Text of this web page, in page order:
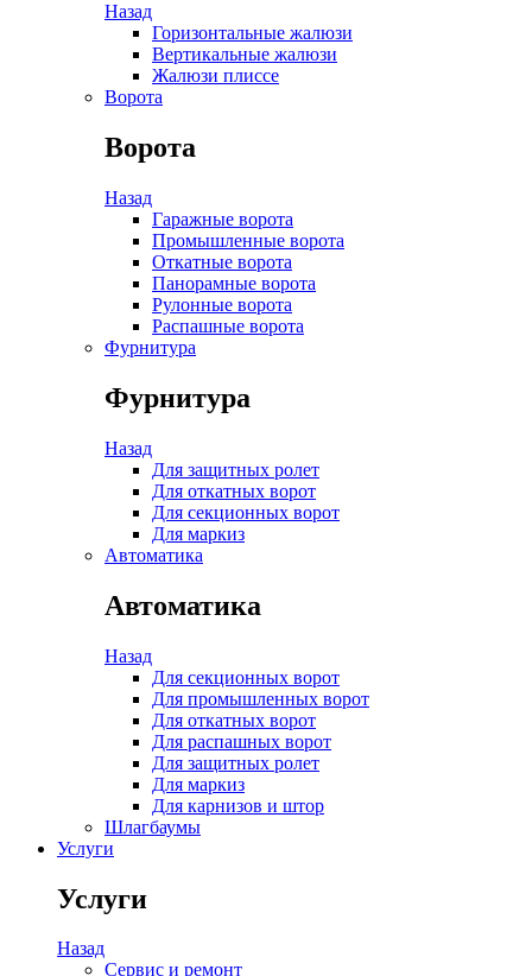
Назад
Горизонтальные жалюзи
Вертикальные жалюзи
Жалюзи плиссе
Ворота
Ворота
Назад
Гаражные ворота
Промышленные ворота
Откатные ворота
Панорамные ворота
Рулонные ворота
Распашные ворота
Фурнитура
Фурнитура
Назад
Для защитных ролет
Для откатных ворот
Для секционных ворот
Для маркиз
Автоматика
Автоматика
Назад
Для секционных ворот
Для промышленных ворот
Для откатных ворот
Для распашных ворот
Для защитных ролет
Для маркиз
Для карнизов и штор
Шлагбаумы
Услуги
Услуги
Назад
Сервис и ремонт